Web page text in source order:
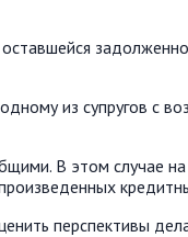
из супругов с
В этом случае на
перспективы